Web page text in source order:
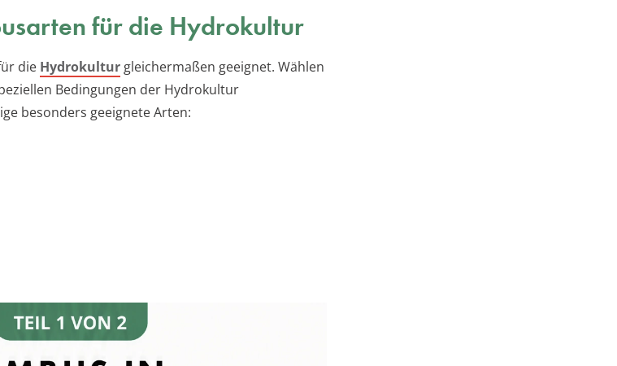
für die Hydrokultur
die Hydrokultur gleichermaßen geeignet. Wählen
Bedingungen der Hydrokultur
besonders geeignete Arten: